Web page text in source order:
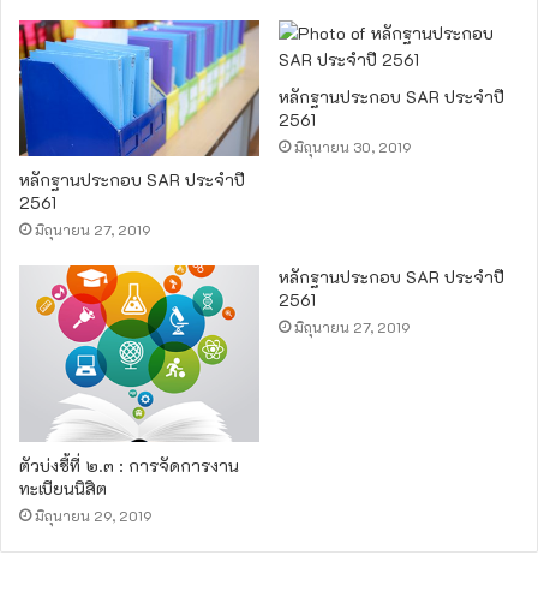
หลักฐานประกอบ SAR ประจำปี
2561
มิถุนายน 27, 2019
หลักฐานประกอบ SAR ประจำปี
2561
มิถุนายน 30, 2019
ตัวบ่งชี้ที่ ๒.๓ : การจัดการงาน
ทะเบียนนิสิต
มิถุนายน 29, 2019
หลักฐานประกอบ SAR ประจำปี
2561
มิถุนายน 27, 2019